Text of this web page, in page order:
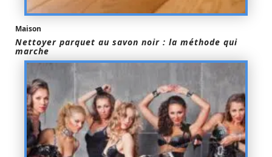
Maison
Nettoyer parquet au savon noir : la méthode qui
marche